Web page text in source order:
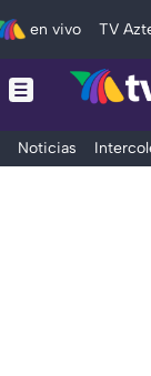
en vivo TV
Noticias